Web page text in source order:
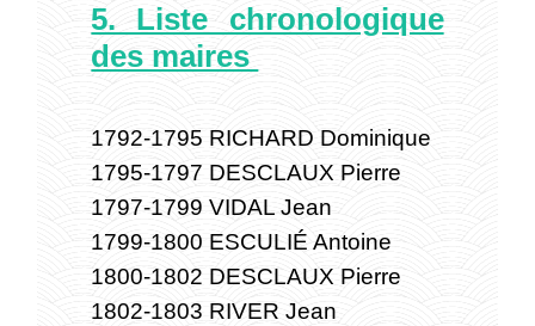
5. Liste chronologique
des maires
1792-1795 RICHARD Dominique
1795-1797 DESCLAUX Pierre
1797-1799 VIDAL Jean
1799-1800 ESCULIÉ Antoine
1800-1802 DESCLAUX Pierre
1802-1803 RIVER Jean